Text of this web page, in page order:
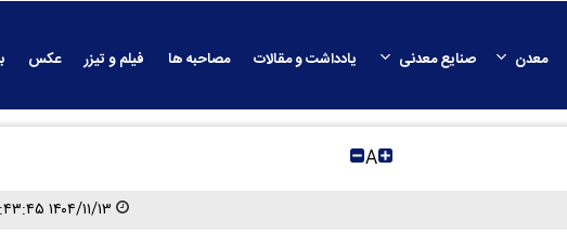
معدن صنایع معدنی یادداشت و مقالات مصاحبه ها فیلم و تیزر عکس
A
۱۴۰۴/۱۱/۱۳ ۰۸:۴۳:۴۵